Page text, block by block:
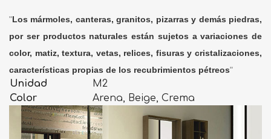
"Los mármoles, canteras, granitos, pizarras y demás piedras,
por ser productos naturales están sujetos a variaciones de
color, matiz, textura, vetas, relices, fisuras y cristalizaciones,
características propias de los recubrimientos pétreos"
Unidad
M2
Color
Arena, Beige, Crema